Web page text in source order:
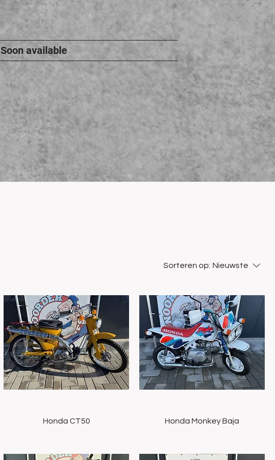
Soon available
Sorteren op: Nieuwste
Snel overzicht
Honda CT50 Snel overzicht
Honda Monkey Baja